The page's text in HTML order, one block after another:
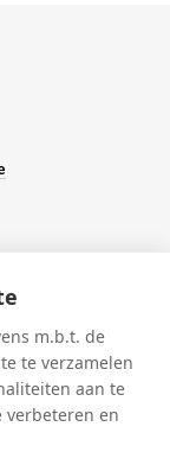
m.b.t. de
te verzamelen
aan te
verbeteren en